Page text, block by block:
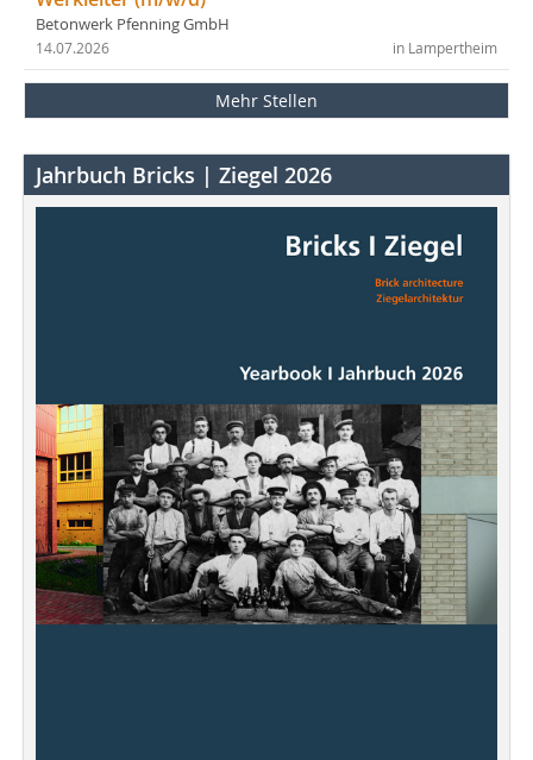
Betonwerk Pfenning GmbH
in Lampertheim
14.07.2026
Mehr Stellen
Jahrbuch Bricks | Ziegel 2026